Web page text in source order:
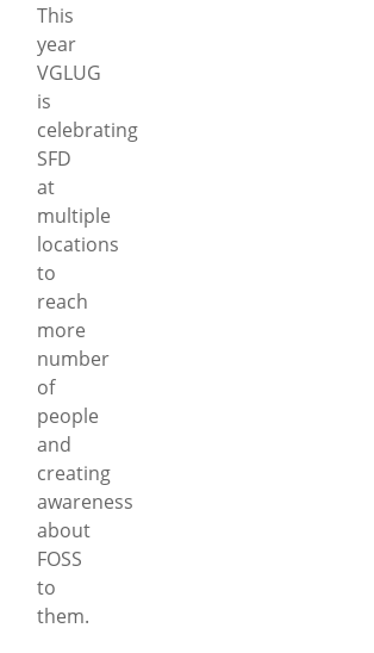
This
year
VGLUG
is
celebrating
SFD
at
multiple
locations
to
reach
more
number
of
people
and
creating
awareness
about
FOSS
to
them.